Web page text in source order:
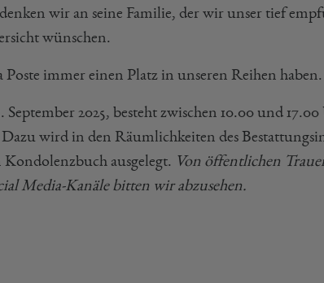
wir an seine Familie, der wir unser tief
wünschen.
immer einen Platz in unseren Reihen
September 2025, besteht zwischen 10.00 und
wird in den Räumlichkeiten des
ausgelegt. Von öffentlichen
Media-Kanäle bitten wir abzusehen.